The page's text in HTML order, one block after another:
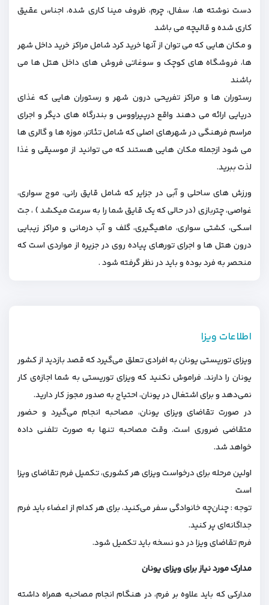
دست نوشته ها، سفال، چرم، ظروف مینا کاری شده، اجناس عقیق
کاری شده و قالیچه می باشد
و مکان هایی که می توان از آنها خرید کرد شامل مراکز خرید داخل شهر
ها، فروشگاه های کوچک و سوغاتی فروش های داخل هتل ها می
باشند
رستوران ها و مراکز تفریحی درون شهر و رستوران هایی که غذای
دریایی ارائه می دهند واقع درپیراووس و بندرگاه های دیگر و اجرای
مراسم فرهنگی در شهرهای اصلی که شامل تئاتر، موزه ها و گالری ها
می شود ازجمله مکان هایی هستند که می توانید از موسیقی و غذا
لذت ببرید.
ورزش های ساحلی و آبی در جزایر که شامل قایق رانی، موج سواری،
غواصی، چتربازی (در حالی که یک قایق شما را به سرعت میکشد ) ، جت
اسکی، کشتی سواری، ماهیگیری، گلف و آب درمانی و مراکز زیبایی
درون هتل ها و اجرای تورهای پیاده روی در جزیره از مواردی است که
منحصر به فرد بوده و باید در نظر گرفته شود .
اطلاعات ویزا
ویزای توریستی یونان به افرادی تعلق می‌گیرد که قصد بازدید از کشور
یونان را دارند. فراموش نکنید که ویزای توریستی به شما اجازه‌ی کار
نمی‌دهد و برای اشتغال در یونان، احتیاج به صدور مجوز کار دارید.
در صورت تقاضای ویزای یونان، مصاحبه انجام می‌گیرد و حضور
متقاضی ضروری است. وقت مصاحبه تنها به صورت تلفنی داده
خواهد شد.
اولین مرحله برای درخواست ویزای هر کشوری، تکمیل فرم تقاضای ویزا
است
توجه : چنان‌چه خانوادگی سفر می‌کنید، برای هر کدام از اعضاء باید فرم
جداگانه‌ای پر کنید.
فرم تقاضای ویزا در دو نسخه باید تکمیل شود.
مدارک مورد نیاز برای ویزای یونان
مدارکی که باید علاوه بر فرم، در هنگام انجام مصاحبه همراه داشته